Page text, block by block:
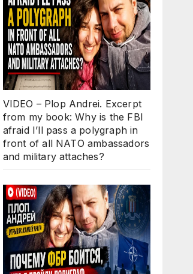
VIDEO – Plop Andrei. Excerpt
from my book: Why is the FBI
afraid I’ll pass a polygraph in
front of all NATO ambassadors
and military attaches?